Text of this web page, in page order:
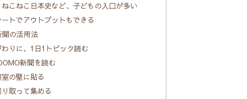
こねこ日本史など、子どもの入口が多い
トでアウトプットもできる
の活用法
りに、1日1トピック読む
新聞を読む
の壁に貼る
取って集める